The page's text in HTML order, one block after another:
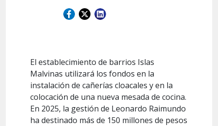
El establecimiento de barrios Islas
Malvinas utilizará los fondos en la
instalación de cañerías cloacales y en la
colocación de una nueva mesada de cocina.
En 2025, la gestión de Leonardo Raimundo
ha destinado más de 150 millones de pesos